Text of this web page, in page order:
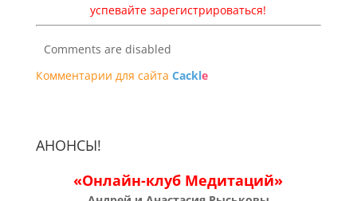
успевайте зарегистрироваться!
Comments are disabled
Комментарии для сайта Cackle
АНОНСЫ!
«Онлайн-клуб Медитаций»